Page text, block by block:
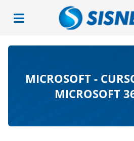
MICROSOFT -
MICROSOFT